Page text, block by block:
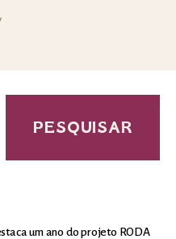
um ano do projeto RODA